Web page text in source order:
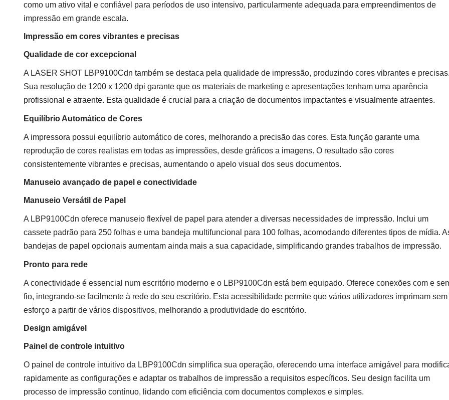
como um ativo vital e confiável para períodos de uso intensivo, particularmente adequada para empreendimentos de
impressão em grande escala.
Impressão em cores vibrantes e precisas
Qualidade de cor excepcional
A LASER SHOT LBP9100Cdn também se destaca pela qualidade de impressão, produzindo cores vibrantes e precisas.
Sua resolução de 1200 x 1200 dpi garante que os materiais de marketing e apresentações tenham uma aparência
profissional e atraente. Esta qualidade é crucial para a criação de documentos impactantes e visualmente atraentes.
Equilíbrio Automático de Cores
A impressora possui equilíbrio automático de cores, melhorando a precisão das cores. Esta função garante uma
reprodução de cores realistas em todas as impressões, desde gráficos a imagens. O resultado são cores
consistentemente vibrantes e precisas, aumentando o apelo visual dos seus documentos.
Manuseio avançado de papel e conectividade
Manuseio Versátil de Papel
A LBP9100Cdn oferece manuseio flexível de papel para atender a diversas necessidades de impressão. Inclui um
cassete padrão para 250 folhas e uma bandeja multifuncional para 100 folhas, acomodando diferentes tipos de mídia.
bandejas de papel opcionais aumentam ainda mais a sua capacidade, simplificando grandes trabalhos de impressão.
Pronto para rede
A conectividade é essencial num escritório moderno e o LBP9100Cdn está bem equipado. Oferece conexões com e
fio, integrando-se facilmente à rede do seu escritório. Esta acessibilidade permite que vários utilizadores imprimam sem
esforço a partir de vários dispositivos, melhorando a produtividade do escritório.
Design amigável
Painel de controle intuitivo
O painel de controle intuitivo da LBP9100Cdn simplifica sua operação, oferecendo uma interface amigável para
rapidamente as configurações e adaptar os trabalhos de impressão a requisitos específicos. Seu design facilita um
processo de impressão contínuo, lidando com eficiência com documentos complexos e simples.